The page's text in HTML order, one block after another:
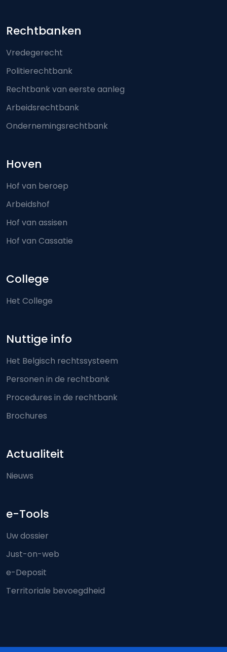
Footer-menu
Rechtbanken
Vredegerecht
Politierechtbank
Rechtbank van eerste aanleg
Arbeidsrechtbank
Ondernemingsrechtbank
Hoven
Hof van beroep
Arbeidshof
Hof van assisen
Hof van Cassatie
College
Het College
Nuttige info
Het Belgisch rechtssysteem
Personen in de rechtbank
Procedures in de rechtbank
Brochures
Actualiteit
Nieuws
e-Tools
Uw dossier
Just-on-web
e-Deposit
Territoriale bevoegdheid